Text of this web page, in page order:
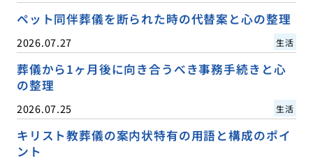
ペット同伴葬儀を断られた時の代替案と心の整理
2026.07.27 生活
葬儀から1ヶ月後に向き合うべき事務手続きと心
の整理
2026.07.25 生活
キリスト教葬儀の案内状特有の用語と構成のポイ
ント